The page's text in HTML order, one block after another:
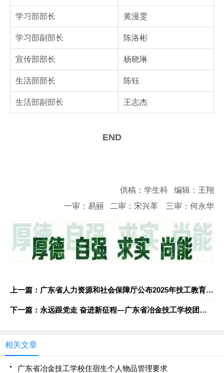
学习部部长 黄漫雯
学习部副部长 陈洛彬
宣传部部长 杨晓琳
生活部部长 陈钰
生活部副部长 王志杰
END
供稿：学生科 编辑：王翔
一审：易丽 二审：宋兴革 三审：何永华
上一篇：广东省人力资源和社会保障厅公布2025年技工教育招生院校名单
下一篇：永远跟党走 奋进新征程—广东省冶金技工学校团委举办"永远跟党走"主题宣讲活动
相关文章
广东省冶金技工学校住宿生个人物品管理要求